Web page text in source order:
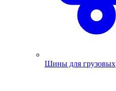
Шины для грузовых